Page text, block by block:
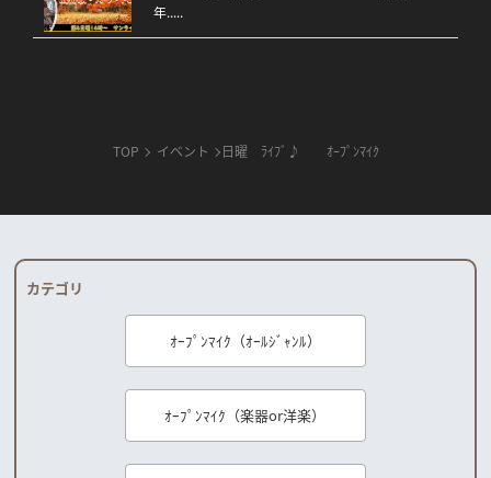
年.....
TOP イベント 日曜 ﾗｲﾌﾞ♪ ｵｰﾌﾟﾝﾏｲｸ
カテゴリ
ｵｰﾌﾟﾝﾏｲｸ（ｵｰﾙｼﾞｬﾝﾙ）
ｵｰﾌﾟﾝﾏｲｸ（楽器or洋楽）